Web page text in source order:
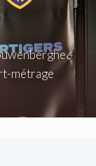
:
métrage